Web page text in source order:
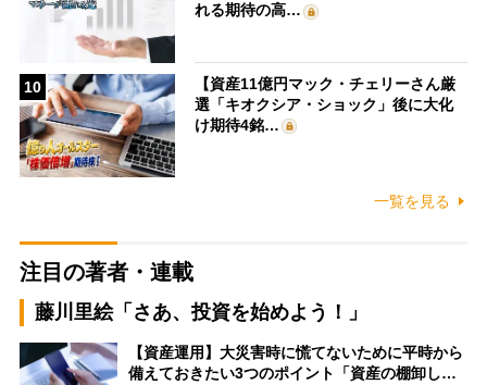
れる期待の高…
10
【資産11億円マック・チェリーさん厳
選「キオクシア・ショック」後に大化
け期待4銘…
一覧を見る
注目の著者・連載
藤川里絵「さあ、投資を始めよう！」
【資産運用】大災害時に慌てないために平時から
備えておきたい3つのポイント「資産の棚卸し…